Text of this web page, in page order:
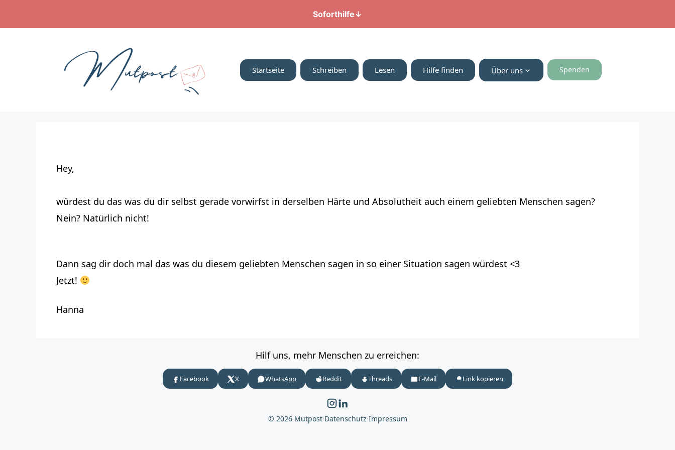
Soforthilfe↓
Startseite Schreiben Lesen Hilfe finden Über uns Spenden
Hey,
würdest du das was du dir selbst gerade vorwirfst in derselben Härte und Absolutheit auch einem geliebten Menschen sagen?
Nein? Natürlich nicht!
Dann sag dir doch mal das was du diesem geliebten Menschen sagen in so einer Situation sagen würdest <3
Jetzt!
Hanna
Hilf uns, mehr Menschen zu erreichen:
Facebook X WhatsApp Reddit Threads E-Mail Link kopieren
© 2026 Mutpost·Datenschutz·Impressum